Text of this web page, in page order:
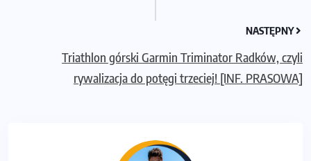
NASTĘPNY
Triathlon górski Garmin Triminator Radków, czyli
rywalizacja do potęgi trzeciej! [INF. PRASOWA]